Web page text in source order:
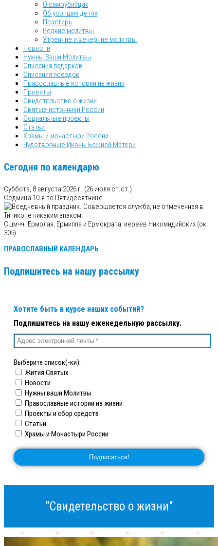
О самоубийцах
Об усопших детях
Псалтирь
Редкие молитвы
Утренние и вечерние молитвы
Новости
Нужны Ваши Молитвы
Описания подарков
Описания поездок
Православные истории из жизни
Проекты
Свидетельство о жизни
Святые источники России
Социальные проекты
Статьи
Храмы и монастыри России
Чудотворные Иконы Божией Матери
Сегодня по календарю
Суббота, 8 августа 2026 г. (26 июля ст.ст.)
Седмица 10-я по Пятидесятнице
Сщмчч. Ермолая, Ермиппа и Ермократа, иереев Никомидийских (ок.
305)
ПРАВОСЛАВНЫЙ КАЛЕНДАРЬ
Подпишитесь на нашу рассылку
Хотите быть в курсе наших событий?
Подпишитесь на нашу еженедельную рассылку.
Выберите список(-ки):
Жития Святых
Новости
Нужны ваши Молитвы
Православные истории из жизни
Проекты и сбор средств
Статьи
Храмы и Монастыри России
"Свидетельство о жизни"